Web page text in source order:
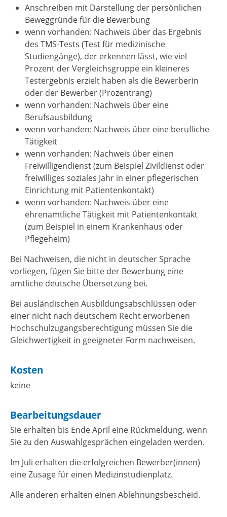
Anschreiben mit Darstellung der persönlichen
Beweggründe für die Bewerbung
wenn vorhanden: Nachweis über das Ergebnis
des TMS-Tests (Test für medizinische
Studiengänge), der erkennen lässt, wie viel
Prozent der Vergleichsgruppe ein kleineres
Testergebnis erzielt haben als die Bewerberin
oder der Bewerber (Prozentrang)
wenn vorhanden: Nachweis über eine
Berufsausbildung
wenn vorhanden: Nachweis über eine berufliche
Tätigkeit
wenn vorhanden: Nachweis über einen
Freiwilligendienst (zum Beispiel Zivildienst oder
freiwilliges soziales Jahr in einer pflegerischen
Einrichtung mit Patientenkontakt)
wenn vorhanden: Nachweis über eine
ehrenamtliche Tätigkeit mit Patientenkontakt
(zum Beispiel in einem Krankenhaus oder
Pflegeheim)
Bei Nachweisen, die nicht in deutscher Sprache
vorliegen, fügen Sie bitte der Bewerbung eine
amtliche deutsche Übersetzung bei.
Bei ausländischen Ausbildungsabschlüssen oder
einer nicht nach deutschem Recht erworbenen
Hochschulzugangsberechtigung müssen Sie die
Gleichwertigkeit in geeigneter Form nachweisen.
Kosten
keine
Bearbeitungsdauer
Sie erhalten bis Ende April eine Rückmeldung, wenn
Sie zu den Auswahlgesprächen eingeladen werden.
Im Juli erhalten die erfolgreichen Bewerber(innen)
eine Zusage für einen Medizinstudienplatz.
Alle anderen erhalten einen Ablehnungsbescheid.